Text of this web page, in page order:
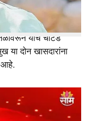
संजय राऊतयांनी
केला आहे. एका
याच चार्टड
दोन खासदारांना
आहे.